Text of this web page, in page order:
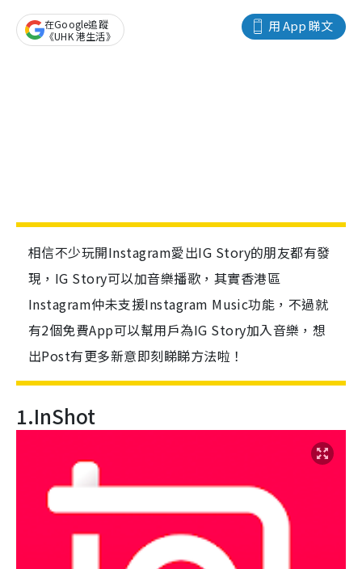
用 App 睇文
在Google追蹤
《UHK 港生活》
相信不少玩開Instagram愛出IG Story的朋友都有發
現，IG Story可以加音樂播歌，其實香港區
Instagram仲未支援Instagram Music功能，不過就
有2個免費App可以幫用戶為IG Story加入音樂，想
出Post有更多新意即刻睇睇方法啦！
1.InShot